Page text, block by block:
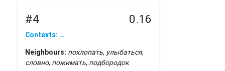
#4 0.16
Contexts: …
Neighbours: похлопать, улыбаться,
словно, пожимать, подбородок